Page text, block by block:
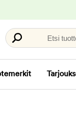
Etsi